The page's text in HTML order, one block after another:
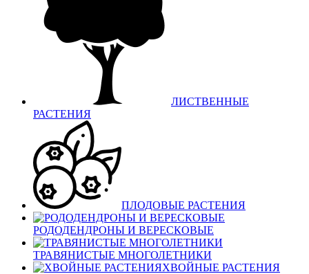
ЛИСТВЕННЫЕ
РАСТЕНИЯ
ПЛОДОВЫЕ РАСТЕНИЯ
РОДОДЕНДРОНЫ И ВЕРЕСКОВЫЕ
ТРАВЯНИСТЫЕ МНОГОЛЕТНИКИ
ХВОЙНЫЕ РАСТЕНИЯ